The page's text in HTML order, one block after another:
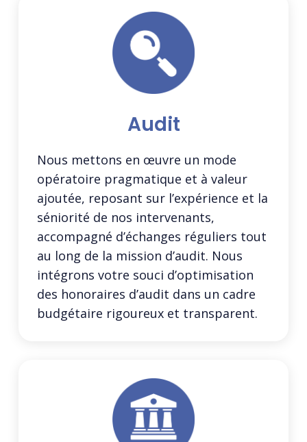
Audit
Nous mettons en œuvre un mode
opératoire pragmatique et à valeur
ajoutée, reposant sur l’expérience et la
séniorité de nos intervenants,
accompagné d’échanges réguliers tout
au long de la mission d’audit. Nous
intégrons votre souci d’optimisation
des honoraires d’audit dans un cadre
budgétaire rigoureux et transparent.